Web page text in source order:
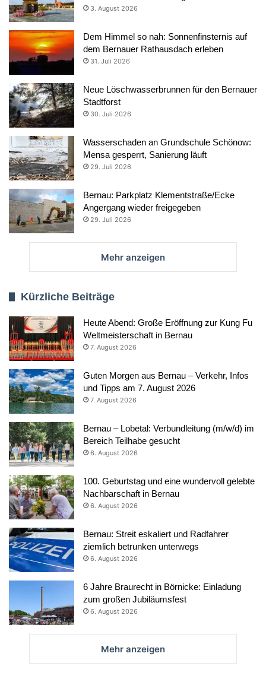
3. August 2026
Dem Himmel so nah: Sonnenfinsternis auf
dem Bernauer Rathausdach erleben
31. Juli 2026
Neue Löschwasserbrunnen für den Bernauer
Stadtforst
30. Juli 2026
Wasserschaden an Grundschule Schönow:
Mensa gesperrt, Sanierung läuft
29. Juli 2026
Bernau: Parkplatz Klementstraße/Ecke
Angergang wieder freigegeben
29. Juli 2026
Mehr anzeigen
Kürzliche Beiträge
Heute Abend: Große Eröffnung zur Kung Fu
Weltmeisterschaft in Bernau
7. August 2026
Guten Morgen aus Bernau – Verkehr, Infos
und Tipps am 7. August 2026
7. August 2026
Bernau – Lobetal: Verbundleitung (m/w/d) im
Bereich Teilhabe gesucht
6. August 2026
100. Geburtstag und eine wundervoll gelebte
Nachbarschaft in Bernau
6. August 2026
Bernau: Streit eskaliert und Radfahrer
ziemlich betrunken unterwegs
6. August 2026
6 Jahre Braurecht in Börnicke: Einladung
zum großen Jubiläumsfest
6. August 2026
Mehr anzeigen